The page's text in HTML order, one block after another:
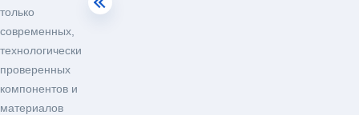
только
современных,
технологически
проверенных
компонентов и
материалов